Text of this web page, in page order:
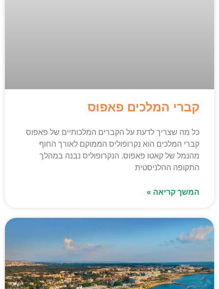
קברי המלכים פאפוס
כל מה שצריך לדעת על הקברים המלכותיים של פאפוס
קברי המלכים הוא נקרופוליס הממוקם לאורך החוף
מהנמל של קאטו פאפוס. הנקרופוליס נבנה במהלך
התקופה ההלניסטית
המשך קריאה »